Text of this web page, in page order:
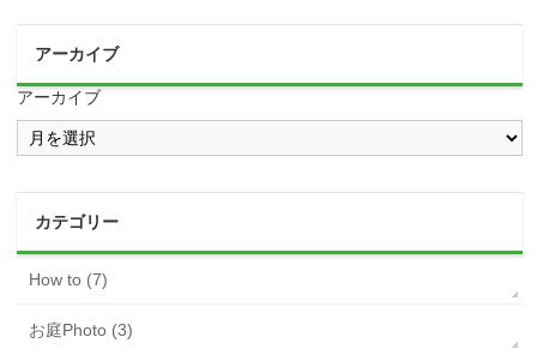
アーカイブ
アーカイブ
カテゴリー
How to (7)
お庭Photo (3)